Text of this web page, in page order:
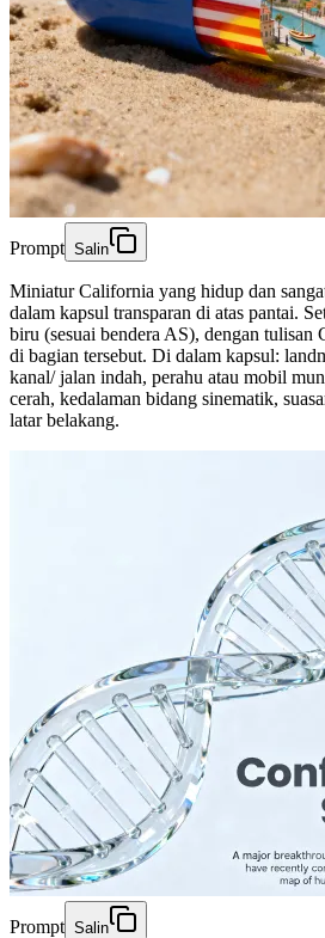
Prompt Salin
Miniatur California yang hidup dan
dalam kapsul transparan di atas pantai.
biru (sesuai bendera AS), dengan tulisan
di bagian tersebut. Di dalam kapsul:
kanal/ jalan indah, perahu atau mobil
cerah, kedalaman bidang sinematik,
latar belakang.
Prompt Salin